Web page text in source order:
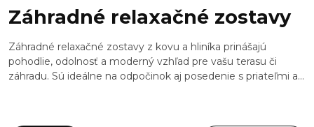
Záhradné relaxačné zostavy
Záhradné relaxačné zostavy z kovu a hliníka prinášajú
pohodlie, odolnosť a moderný vzhľad pre vašu terasu či
záhradu. Sú ideálne na odpočinok aj posedenie s priateľmi a